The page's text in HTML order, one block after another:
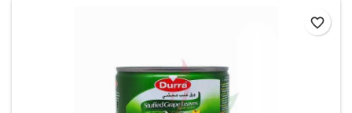
favorite_border